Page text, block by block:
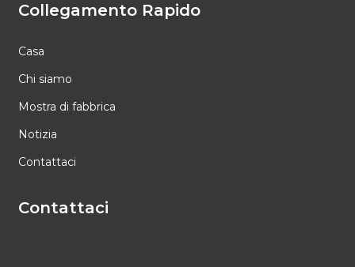
Collegamento Rapido
Casa
Chi siamo
Mostra di fabbrica
Notizia
Contattaci
Contattaci